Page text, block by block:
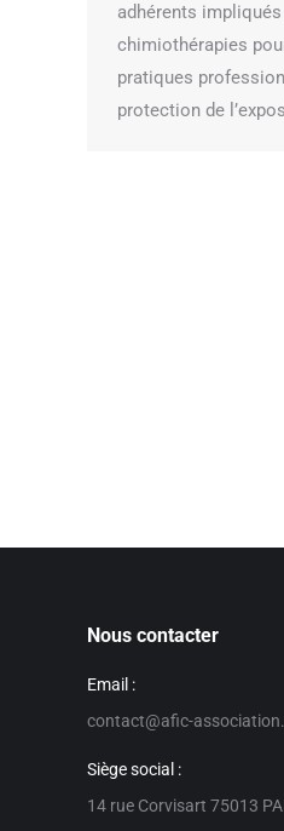
adhérents
chimiothérapies
pratiques
protection de
Nous contacter
Email :
contact@afic-
Siège social :
14 rue Corvisart 75013